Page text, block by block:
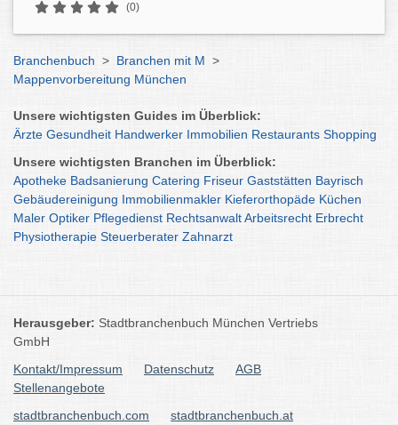
(0)
Branchenbuch > Branchen mit M >
Mappenvorbereitung München
Unsere wichtigsten Guides im Überblick:
Ärzte Gesundheit Handwerker Immobilien Restaurants Shopping
Unsere wichtigsten Branchen im Überblick:
Apotheke Badsanierung Catering Friseur Gaststätten Bayrisch
Gebäudereinigung Immobilienmakler Kieferorthopäde Küchen
Maler Optiker Pflegedienst RechtsanwaltArbeitsrecht Erbrecht
Physiotherapie Steuerberater Zahnarzt
Herausgeber: Stadtbranchenbuch München Vertriebs
GmbH
Kontakt/Impressum
Datenschutz
AGB
Stellenangebote
stadtbranchenbuch.com
stadtbranchenbuch.at